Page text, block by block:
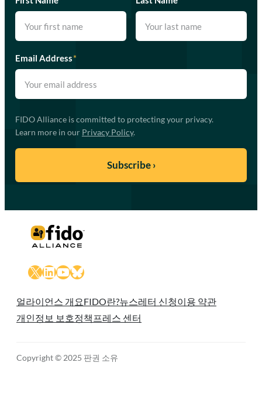
Email Address*
FIDO Alliance is committed to protecting your privacy.
Learn more in our Privacy Policy.
X LinkedIn
YouTube
Bluesky
얼라이언스 개요FIDO란?뉴스레터 신청이용 약관
개인정보 보호정책 프레스 센터
Copyright © 2025 판권 소유